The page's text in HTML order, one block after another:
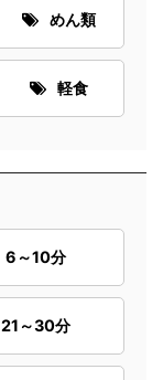
めん類
軽食
6～10分
21～30分